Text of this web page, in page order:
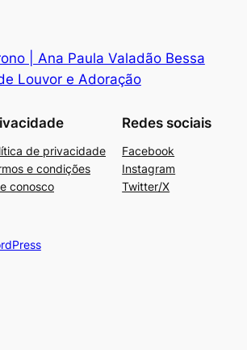
| Ana Paula Valadão Bessa
Louvor e Adoração
de privacidade
e condições
conosco
Redes sociais
Facebook
Instagram
Twitter/X